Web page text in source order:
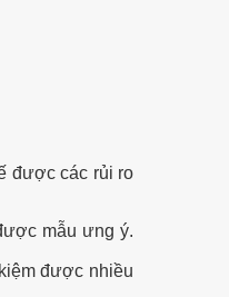
được các rủi ro
mẫu ưng ý.
được nhiều